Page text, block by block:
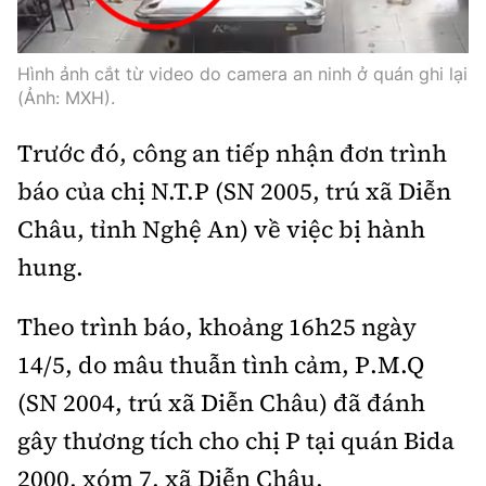
Nhà thầu
Mời thầu - Đấu thầu
Thi viết về GTVT
Gương sáng giao thông
Âm nhạc
Hậu trường sao
360 độ thể thao
Sản phẩm mới
Tư vấn
Thế giới
Thời sự Quốc tế
Thế giới giao thông
Thế giới xây dựng
Đi ++
Khám phá
Lối sống
Ẩm thực
Video
Thời sự
Khám phá
Câu chuyện giao thông
Giải trí - Thể thao
Cơ quan chủ quản: Bộ Xây dựng
Giấy phép số: 03/GP-BVHTTDL, cấp ngày 1/4/2025.
Tòa soạn: Số 2 Nguyễn Công Hoan, phường Giảng Võ,
Hà Nội.
Hình ảnh cắt từ video do camera an ninh ở quán ghi lại
(Ảnh: MXH).
Trước đó, công an tiếp nhận đơn trình
báo của chị N.T.P (SN 2005, trú xã Diễn
Châu, tỉnh Nghệ An) về việc bị hành
hung.
Theo trình báo, khoảng 16h25 ngày
14/5, do mâu thuẫn tình cảm, P.M.Q
(SN 2004, trú xã Diễn Châu) đã đánh
gây thương tích cho chị P tại quán Bida
2000, xóm 7, xã Diễn Châu.